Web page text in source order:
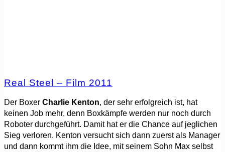
Real Steel – Film 2011
Der Boxer Charlie Kenton, der sehr erfolgreich ist, hat
keinen Job mehr, denn Boxkämpfe werden nur noch durch
Roboter durchgeführt. Damit hat er die Chance auf jeglichen
Sieg verloren. Kenton versucht sich dann zuerst als Manager
und dann kommt ihm die Idee, mit seinem Sohn Max selbst